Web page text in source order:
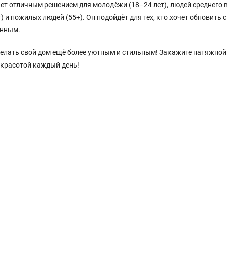
отличным решением для молодёжи (18–24 лет), людей среднего
и пожилых людей (55+). Он подойдёт для тех, кто хочет обновить
свой дом ещё более уютным и стильным! Закажите
каждый день!